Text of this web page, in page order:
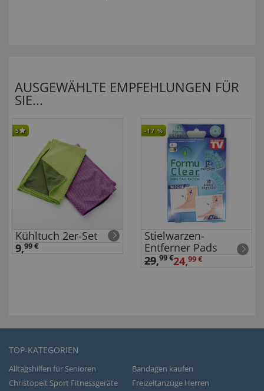
AUSGEWÄHLTE EMPFEHLUNGEN FÜR
SIE...
5
Kühltuch 2er-Set
9,99 €
-17 %
Stielwarzen-
Entferner Pads
29,99 €24,99 €
TOP-KATEGORIEN
Alltagshilfen für Senioren
Bandagen kaufen
Christopeit Sport Fitnessgeräte
Freizeitanzüge Herren